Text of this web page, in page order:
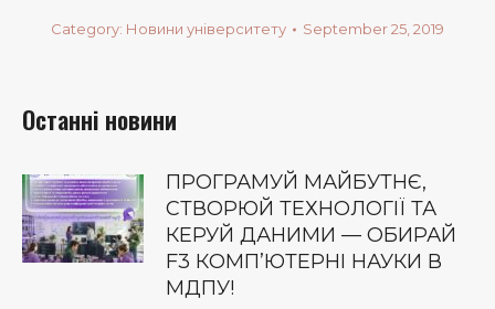
Category: Новини університету September 25, 2019
Останні новини
ПРОГРАМУЙ МАЙБУТНЄ,
СТВОРЮЙ ТЕХНОЛОГІЇ ТА
КЕРУЙ ДАНИМИ — ОБИРАЙ
F3 КОМП’ЮТЕРНІ НАУКИ В
МДПУ!